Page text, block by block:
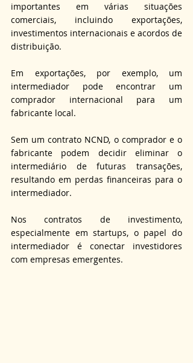
importantes em várias situações
comerciais, incluindo exportações,
investimentos internacionais e acordos de
distribuição.
Em exportações, por exemplo, um
intermediador pode encontrar um
comprador internacional para um
fabricante local.
Sem um contrato NCND, o comprador e o
fabricante podem decidir eliminar o
intermediário de futuras transações,
resultando em perdas financeiras para o
intermediador.
Nos contratos de investimento,
especialmente em startups, o papel do
intermediador é conectar investidores
com empresas emergentes.